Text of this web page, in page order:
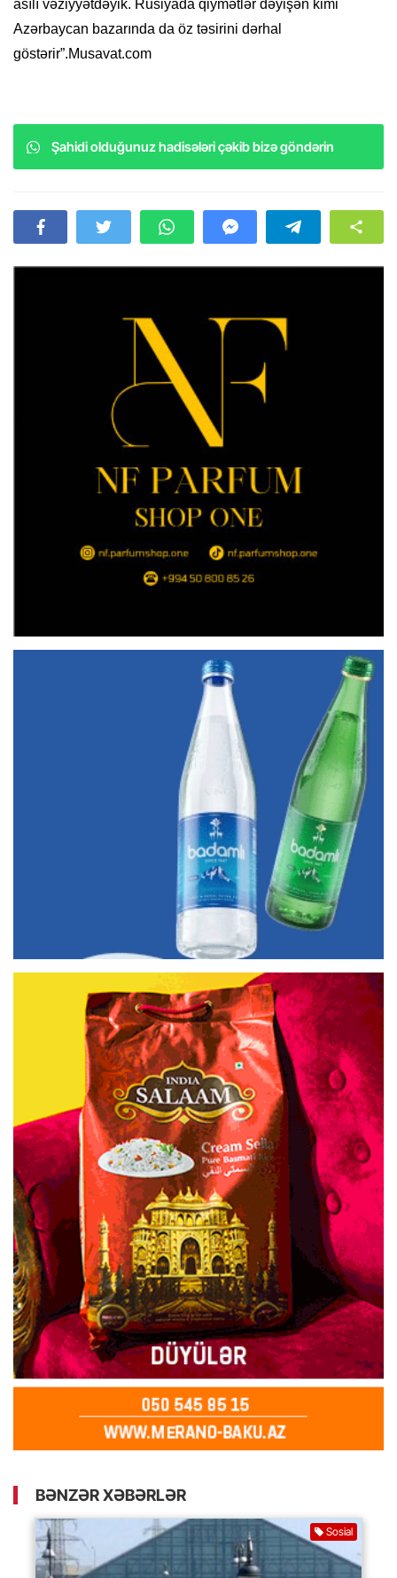
asılı vəziyyətdəyik. Rusiyada qiymətlər dəyişən kimi
Azərbaycan bazarında da öz təsirini dərhal
göstərir”.Musavat.com
Şahidi olduğunuz hadisələri çəkib bizə göndərin
BƏNZƏR XƏBƏRLƏR
Sosial